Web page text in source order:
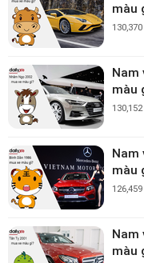
màu
130,370
Nam
màu
130,152
Nam
màu
126,459
Nam
màu